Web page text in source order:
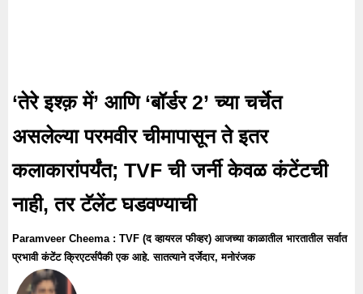
‘तेरे इश्क़ में’ आणि ‘बॉर्डर 2’ च्या चर्चेत
असलेल्या परमवीर चीमापासून ते इतर
कलाकारांपर्यंत; TVF ची जर्नी केवळ कंटेंटची
नाही, तर टॅलेंट घडवण्याची
Paramveer Cheema : TVF (द व्हायरल फीव्हर) आजच्या काळातील भारतातील सर्वात
प्रभावी कंटेंट क्रिएटर्सपैकी एक आहे. सातत्याने दर्जेदार, मनोरंजक